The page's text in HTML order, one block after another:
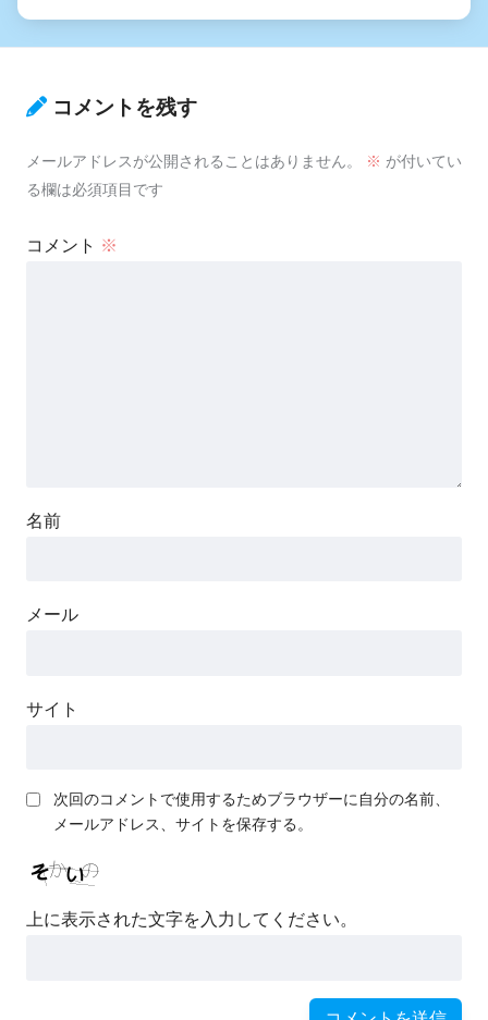
コメントを残す
メールアドレスが公開されることはありません。 ※ が付いてい
る欄は必須項目です
コメント ※
名前
メール
サイト
次回のコメントで使用するためブラウザーに自分の名前、
メールアドレス、サイトを保存する。
上に表示された文字を入力してください。